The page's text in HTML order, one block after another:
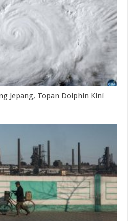
Jepang, Topan Dolphin Kini